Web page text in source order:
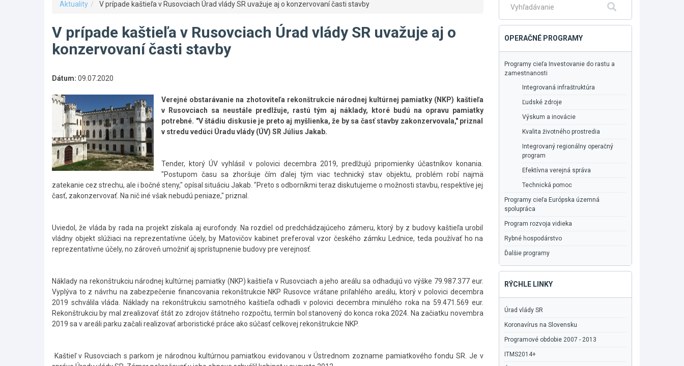
Aktuality V prípade kaštieľa v Rusovciach Úrad vlády SR uvažuje aj o konzervovaní časti stavby
V prípade kaštieľa v Rusovciach Úrad vlády SR uvažuje aj o
konzervovaní časti stavby
Dátum: 09.07.2020
Verejné obstarávanie na zhotoviteľa rekonštrukcie národnej kultúrnej pamiatky (NKP) kaštieľa
v Rusovciach sa neustále predlžuje, rastú tým aj náklady, ktoré budú na opravu pamiatky
potrebné. "V štádiu diskusie je preto aj myšlienka, že by sa časť stavby zakonzervovala," priznal
v stredu vedúci Úradu vlády (ÚV) SR Július Jakab.
Tender, ktorý ÚV vyhlásil v polovici decembra 2019, predlžujú pripomienky účastníkov konania.
"Postupom času sa zhoršuje čím ďalej tým viac technický stav objektu, problém robí najmä
zatekanie cez strechu, ale i bočné steny," opísal situáciu Jakab. "Preto s odborníkmi teraz diskutujeme o možnosti stavbu, respektíve jej
časť, zakonzervovať. Na nič iné však nebudú peniaze," priznal.
Uviedol, že vláda by rada na projekt získala aj eurofondy. Na rozdiel od predchádzajúceho zámeru, ktorý by z budovy kaštieľa urobil
vládny objekt slúžiaci na reprezentatívne účely, by Matovičov kabinet preferoval vzor českého zámku Lednice, teda používať ho na
reprezentatívne účely, no zároveň umožniť aj sprístupnenie budovy pre verejnosť.
Náklady na rekonštrukciu národnej kultúrnej pamiatky (NKP) kaštieľa v Rusovciach a jeho areálu sa odhadujú vo výške 79.987.377 eur.
Vyplýva to z návrhu na zabezpečenie financovania rekonštrukcie NKP Rusovce vrátane priľahlého areálu, ktorý v polovici decembra
2019 schválila vláda. Náklady na rekonštrukciu samotného kaštieľa odhadli v polovici decembra minulého roka na 59.471.569 eur.
Rekonštrukciu by mal zrealizovať štát zo zdrojov štátneho rozpočtu, termín bol stanovený do konca roka 2024. Na začiatku novembra
2019 sa v areáli parku začali realizovať arboristické práce ako súčasť celkovej rekonštrukcie NKP.
Kaštieľ v Rusovciach s parkom je národnou kultúrnou pamiatkou evidovanou v Ústrednom zozname pamiatkového fondu SR. Je v
Fulltextové
OPERAČNÉ PROGRAMY
Programy cieľa Investovanie do rastu a
zamestnanosti
Integrovaná infraštruktúra
Ľudské zdroje
Výskum a inovácie
Kvalita životného prostredia
Integrovaný regionálny operačný
program
Efektívna verejná správa
Technická pomoc
Programy cieľa Európska územná
spolupráca
Program rozvoja vidieka
Rybné hospodárstvo
Ďalšie programy
RÝCHLE LINKY
Úrad vlády SR
Koronavírus na Slovensku
Programové obdobie 2007 - 2013
ITMS2014+